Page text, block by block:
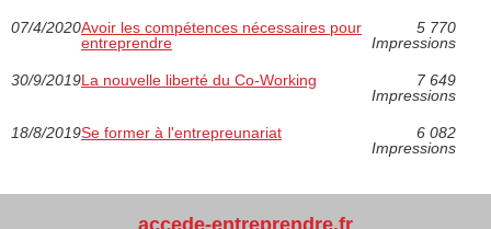
07/4/2020Avoir les compétences nécessaires pour
entreprendre
5 770
Impressions
30/9/2019La nouvelle liberté du Co-Working
7 649
Impressions
18/8/2019Se former à l'entrepreunariat
6 082
Impressions
accede-entreprendre.fr